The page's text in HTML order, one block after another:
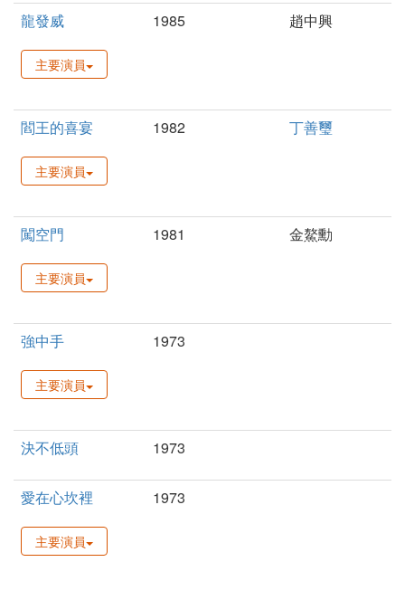
龍發威 1985 趙中興
主要演員
閻王的喜宴 1982 丁善璽
主要演員
闖空門 1981 金鰲勳
主要演員
強中手 1973
主要演員
決不低頭 1973
愛在心坎裡 1973
主要演員